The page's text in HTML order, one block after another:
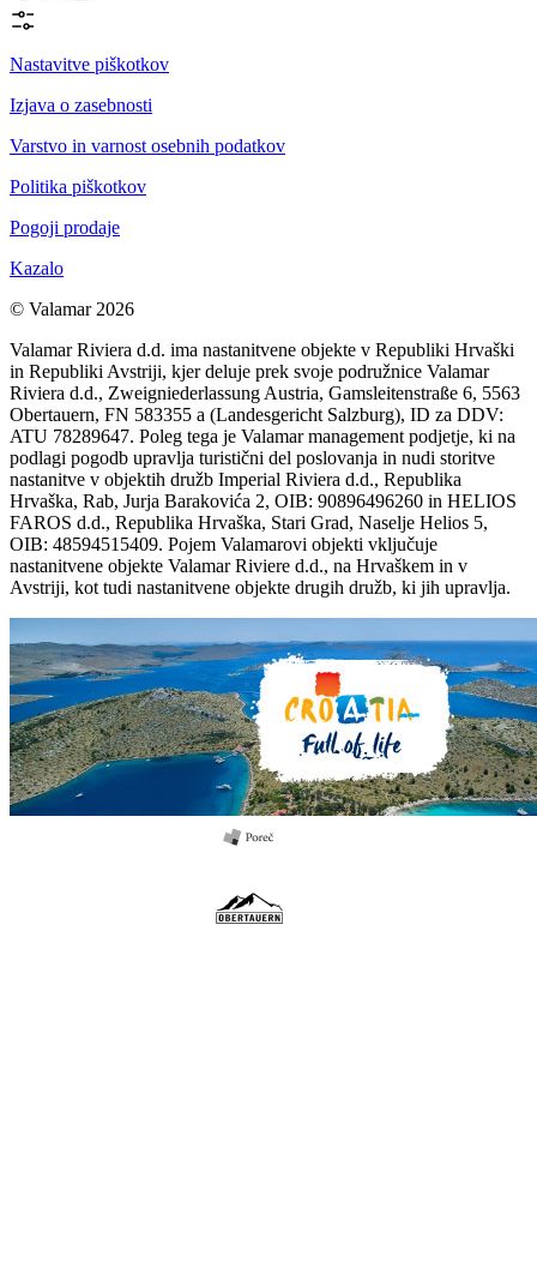
Nastavitve piškotkov
Izjava o zasebnosti
Varstvo in varnost osebnih podatkov
Politika piškotkov
Pogoji prodaje
Kazalo
© Valamar 2026
Valamar Riviera d.d. ima nastanitvene objekte v Republiki Hrvaški
in Republiki Avstriji, kjer deluje prek svoje podružnice Valamar
Riviera d.d., Zweigniederlassung Austria, Gamsleitenstraße 6, 5563
Obertauern, FN 583355 a (Landesgericht Salzburg), ID za DDV:
ATU 78289647. Poleg tega je Valamar management podjetje, ki na
podlagi pogodb upravlja turistični del poslovanja in nudi storitve
nastanitve v objektih družb Imperial Riviera d.d., Republika
Hrvaška, Rab, Jurja Barakovića 2, OIB: 90896496260 in HELIOS
FAROS d.d., Republika Hrvaška, Stari Grad, Naselje Helios 5,
OIB: 48594515409. Pojem Valamarovi objekti vključuje
nastanitvene objekte Valamar Riviere d.d., na Hrvaškem in v
Avstriji, kot tudi nastanitvene objekte drugih družb, ki jih upravlja.